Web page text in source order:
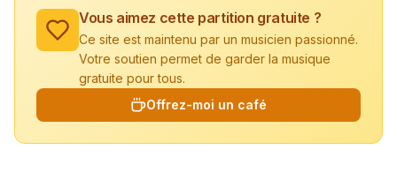
Vous aimez cette partition gratuite ?
Ce site est maintenu par un musicien passionné.
Votre soutien permet de garder la musique
gratuite pour tous.
Offrez-moi un café